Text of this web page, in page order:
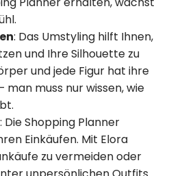
: Das Umstyling hilft Ihnen,
und Ihre Silhouette zu
und jede Figur hat ihre
man muss nur wissen, wie
: Die Shopping Planner
Einkäufen. Mit Elora
zu vermeiden oder